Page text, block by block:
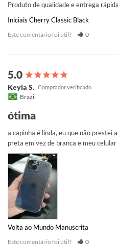
Produto de qualidade e entrega rápida
Iniciais Cherry Classic Black
Este comentário foi útil? 0
Keyla S.
Brazil
ótima
a capinha é linda, eu que não prestei
preta em vez de branca e meu
Volta ao Mundo Manuscrita
Este comentário foi útil? 0